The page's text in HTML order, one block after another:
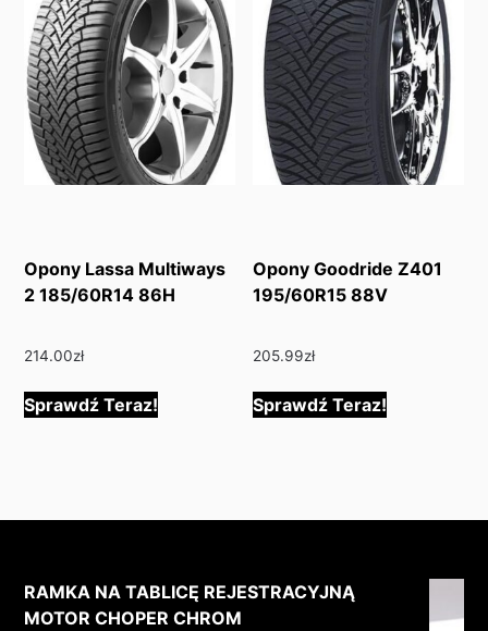
Opony Lassa Multiways
2 185/60R14 86H
214.00zł
Sprawdź Teraz!
Opony Goodride Z401
195/60R15 88V
205.99zł
Sprawdź Teraz!
RAMKA NA TABLICĘ REJESTRACYJNĄ
MOTOR CHOPER CHROM